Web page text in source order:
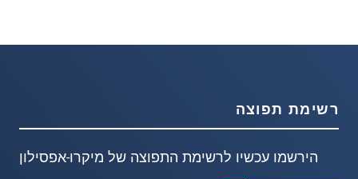
רשימת תפוצה
הירשמו עכשיו לרשימת התפוצה של מיקרו-אפסילון